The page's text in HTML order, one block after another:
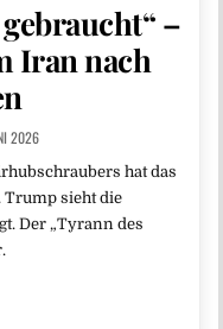
–
Iran nach
2026
hat das
sieht die
Der „Tyrann des